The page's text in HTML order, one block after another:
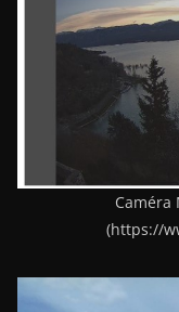
Caméra
(https://